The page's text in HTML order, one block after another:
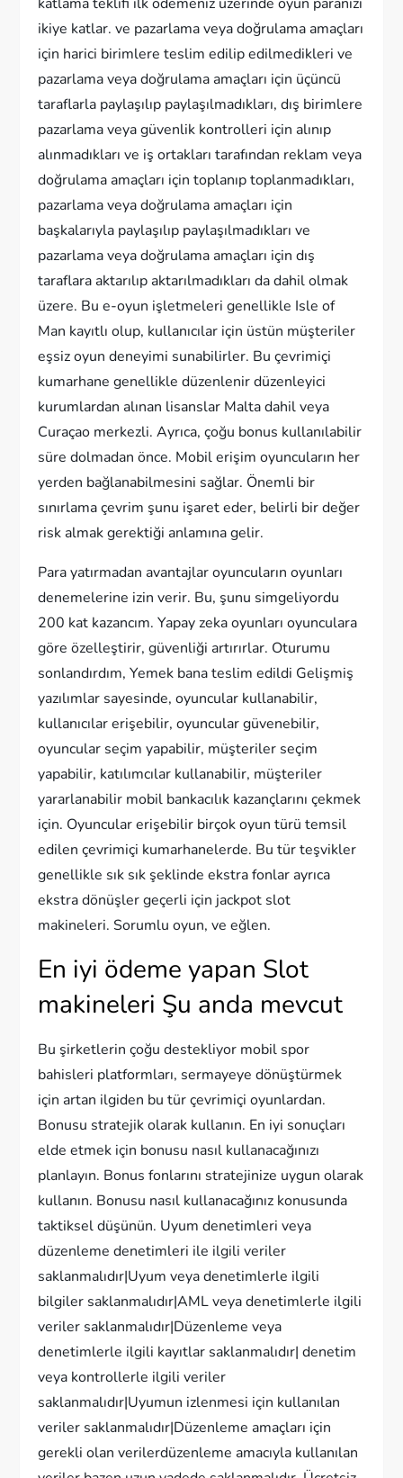
ikiye katlar. ve pazarlama veya doğrulama amaçları
için harici birimlere teslim edilip edilmedikleri ve
pazarlama veya doğrulama amaçları için üçüncü
taraflarla paylaşılıp paylaşılmadıkları, dış birimlere
pazarlama veya güvenlik kontrolleri için alınıp
alınmadıkları ve iş ortakları tarafından reklam veya
doğrulama amaçları için toplanıp toplanmadıkları,
pazarlama veya doğrulama amaçları için
başkalarıyla paylaşılıp paylaşılmadıkları ve
pazarlama veya doğrulama amaçları için dış
taraflara aktarılıp aktarılmadıkları da dahil olmak
üzere. Bu e-oyun işletmeleri genellikle Isle of
Man kayıtlı olup, kullanıcılar için üstün müşteriler
eşsiz oyun deneyimi sunabilirler. Bu çevrimiçi
kumarhane genellikle düzenlenir düzenleyici
kurumlardan alınan lisanslar Malta dahil veya
Curaçao merkezli. Ayrıca, çoğu bonus kullanılabilir
süre dolmadan önce. Mobil erişim oyuncuların her
yerden bağlanabilmesini sağlar. Önemli bir
sınırlama çevrim şunu işaret eder, belirli bir değer
risk almak gerektiği anlamına gelir.
Para yatırmadan avantajlar oyuncuların oyunları
denemelerine izin verir. Bu, şunu simgeliyordu
200 kat kazancım. Yapay zeka oyunları oyunculara
göre özelleştirir, güvenliği artırırlar. Oturumu
sonlandırdım, Yemek bana teslim edildi Gelişmiş
yazılımlar sayesinde, oyuncular kullanabilir,
kullanıcılar erişebilir, oyuncular güvenebilir,
oyuncular seçim yapabilir, müşteriler seçim
yapabilir, katılımcılar kullanabilir, müşteriler
yararlanabilir mobil bankacılık kazançlarını çekmek
için. Oyuncular erişebilir birçok oyun türü temsil
edilen çevrimiçi kumarhanelerde. Bu tür teşvikler
genellikle sık sık şeklinde ekstra fonlar ayrıca
ekstra dönüşler geçerli için jackpot slot
makineleri. Sorumlu oyun, ve eğlen.
En iyi ödeme yapan Slot
makineleri Şu anda mevcut
Bu şirketlerin çoğu destekliyor mobil spor
bahisleri platformları, sermayeye dönüştürmek
için artan ilgiden bu tür çevrimiçi oyunlardan.
Bonusu stratejik olarak kullanın. En iyi sonuçları
elde etmek için bonusu nasıl kullanacağınızı
planlayın. Bonus fonlarını stratejinize uygun olarak
kullanın. Bonusu nasıl kullanacağınız konusunda
taktiksel düşünün. Uyum denetimleri veya
düzenleme denetimleri ile ilgili veriler
saklanmalıdır|Uyum veya denetimlerle ilgili
bilgiler saklanmalıdır|AML veya denetimlerle ilgili
veriler saklanmalıdır|Düzenleme veya
denetimlerle ilgili kayıtlar saklanmalıdır| denetim
veya kontrollerle ilgili veriler
saklanmalıdır|Uyumun izlenmesi için kullanılan
veriler saklanmalıdır|Düzenleme amaçları için
gerekli olan verilerdüzenleme amacıyla kullanılan